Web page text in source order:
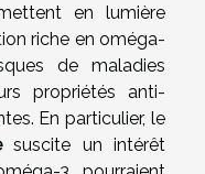
en lumière
riche en oméga-
de maladies
propriétés anti-
En particulier, le
suscite un intérêt